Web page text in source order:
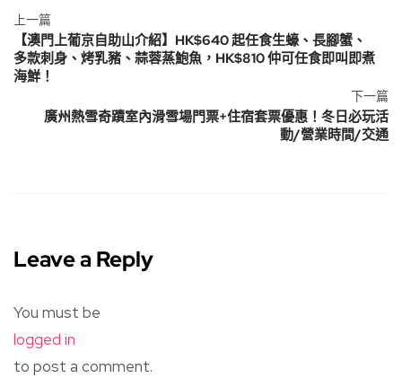
上一篇
【澳門上葡京自助山介紹】HK$640 起任食生蠔、長腳蟹、
多款刺身、烤乳豬、蒜蓉蒸鮑魚，HK$810 仲可任食即叫即煮
海鮮！
下一篇
廣州熱雪奇蹟室內滑雪場門票+住宿套票優惠！冬日必玩活
動/營業時間/交通
Leave a Reply
You must be
logged in
to post a comment.